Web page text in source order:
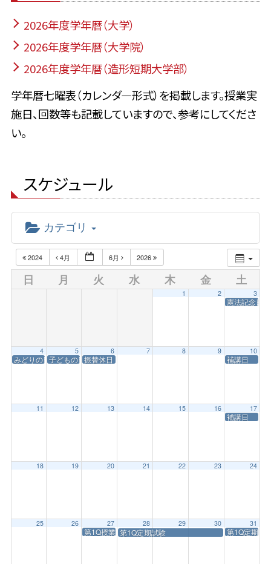
2026年度学年暦（大学）
2026年度学年暦（大学院）
2026年度学年暦（造形短期大学部）
学年暦七曜表（カレンダ―形式）を掲載します。授業実
施日、回数等も記載していますので、参考にしてくださ
い。
スケジュール
カテゴリ
2024 4月 6月 2026
日 月 火 水 木 金 土
1 2 3
憲法記念日
4
みどりの日・開学記念日
5
子どもの日
6
振替休日
7 8 9 10
補講日
11 12 13 14 15 16 17
補講日
18 19 20 21 22 23 24
25 26 27
第1Q授業終了日
28
第1Q定期試験
29 30 31
第1Q定期試